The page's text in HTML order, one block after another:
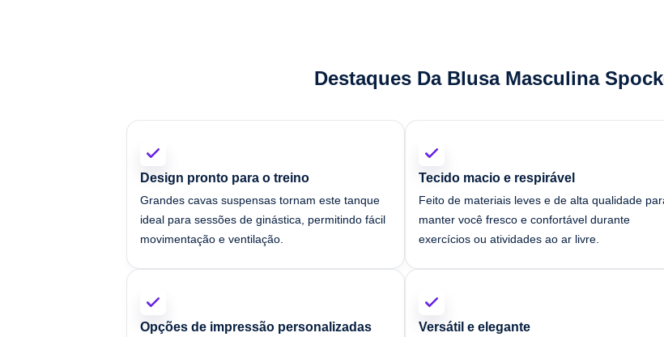
Destaques Da Blusa Masculina
Design pronto para o treino
Grandes cavas suspensas tornam este tanque
ideal para sessões de ginástica, permitindo fácil
movimentação e ventilação.
Tecido macio e respirável
Feito de materiais leves e de alta qualidade
manter você fresco e confortável durante
exercícios ou atividades ao ar livre.
Opções de impressão personalizadas Versátil e elegante